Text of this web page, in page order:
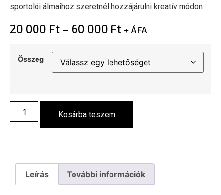
sportolói álmaihoz szeretnél hozzájárulni kreatív módon
20 000 Ft – 60 000 Ft + ÁFA
Összeg
Kosárba teszem
Leírás További információk